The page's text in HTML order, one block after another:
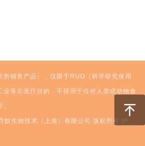
所销售产品），仅限于RUO（科学研究使用
业等非医疗目的，不得用于任何人类或动物食
生物技术（上海）有限公司 版权所有 沪